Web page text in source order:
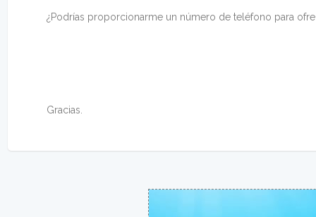
¿Podrías proporcionarme un número de teléfono para
Gracias.